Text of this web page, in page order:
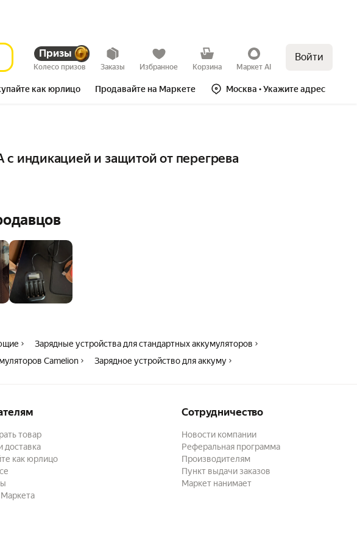
Призы
Колесо призов Заказы Избранное Корзина Маркет AI
Войти
как юрлицо Продавайте на Маркете Москва • Укажите адрес
индикацией и защитой от перегрева
Зарядные устройства для стандартных аккумуляторов
Camelion
Зарядное устройство для аккуму
товар
доставка
как юрлицо
Сотрудничество
Новости компании
Реферальная программа
Производителям
Пункт выдачи заказов
Маркет нанимает